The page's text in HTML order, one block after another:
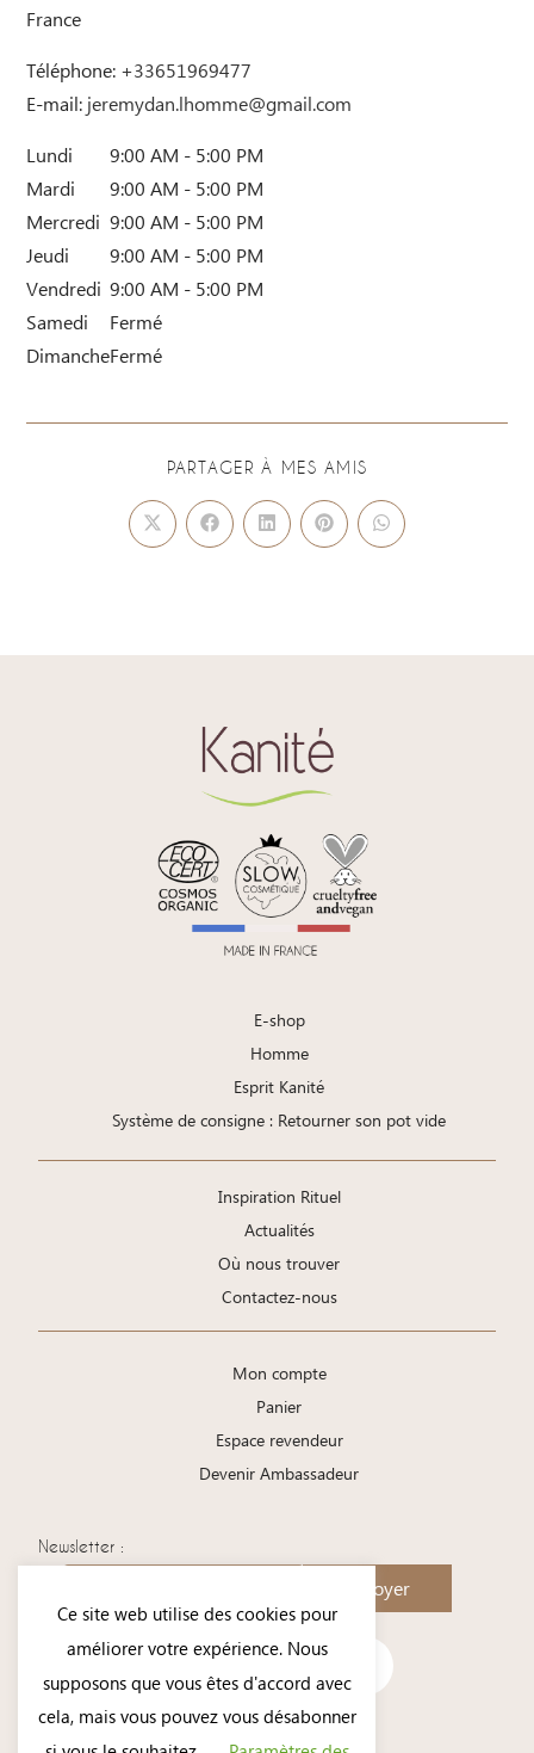
France
Téléphone: +33651969477
E-mail: jeremydan.lhomme@gmail.com
Lundi
9:00 AM - 5:00 PM
Mardi
9:00 AM - 5:00 PM
Mercredi 9:00 AM - 5:00 PM
Jeudi
9:00 AM - 5:00 PM
Vendredi 9:00 AM - 5:00 PM
Samedi
Fermé
DimancheFermé
PARTAGER À MES AMIS
E-shop
Homme
Esprit Kanité
Système de consigne : Retourner son pot vide
Inspiration Rituel
Actualités
Où nous trouver
Contactez-nous
Mon compte
Panier
Espace revendeur
Devenir Ambassadeur
Newsletter :
Envoyer
Ce site web utilise des cookies pour
améliorer votre expérience. Nous
supposons que vous êtes d'accord avec
cela, mais vous pouvez vous désabonner